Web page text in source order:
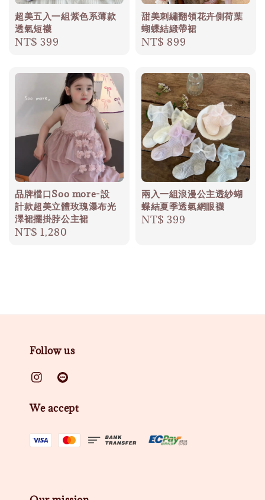
超美五入一組紫色系薄款
透氣短襪
Regular
NT$ 399
甜美刺繡翻領花卉側荷葉
蝴蝶結緞帶裙
Regular
NT$ 899
品牌檔口Soo more-設
計款超美立體玫瑰瀑布光
澤裙擺掛脖公主裙
Regular
NT$ 1,280
兩入一組浪漫公主透紗蝴
蝶結夏季透氣網眼襪
Regular
NT$ 399
Follow us
We accept